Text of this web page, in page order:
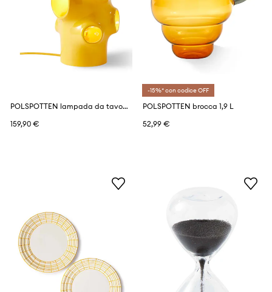
POLSPOTTEN lampada da tavolo
159,90 €
-15%* con codice OFF
POLSPOTTEN brocca 1,9 L
52,99 €